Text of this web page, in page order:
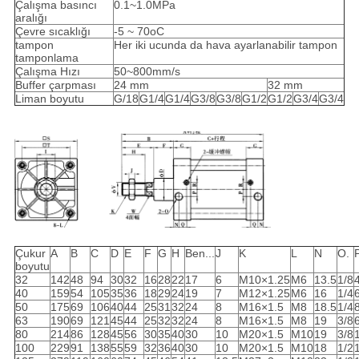
Çalışma basıncı
aralığı
0.1~1.0MPa
Çevre sıcaklığı
-5 ~ 70oC
tampon
tamponlama
Her iki ucunda da hava ayarlanabilir tampon
Çalışma Hızı
50~800mm/s
Buffer çarpması
24 mm
32 mm
Liman boyutu
G/18G1/4G1/4G3/8G3/8G1/2G1/2G3/4G3/4
Çukur
boyutu
A B C D E F G H Ben... J K L N O.
32 14248 94 3032 16282217 6 M10×1.25M6 13.51/8
40
15954 1053536 18292419 7 M12×1.25M6 16 1/4
50
17569 1064044 2531 3224 8 M16×1.5 M8 18.51/4
63
19069 121 4544 25323224 8 M16×1.5 M8 19 3/8
80
21486 1284556 30354030 10 M20×1.5 M1019 3/8
100
22991 1385559 32364030 10 M20×1.5 M1018 1/2